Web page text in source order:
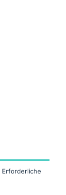
Erforderliche